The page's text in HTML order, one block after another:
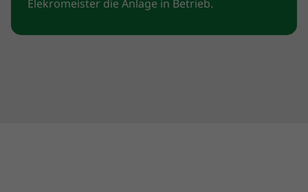
Elekromeister die Anlage in Betrieb.